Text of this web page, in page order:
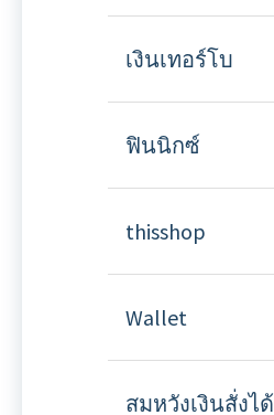
เงินเทอร์โบ
ฟินนิกซ์
thisshop
Wallet
สมหวังเงินสั่งได้